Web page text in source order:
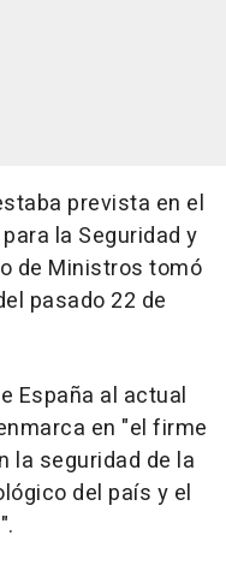
prevista en el
la Seguridad y
de Ministros tomó
pasado 22 de
España al actual
en "el firme
la seguridad de la
del país y el